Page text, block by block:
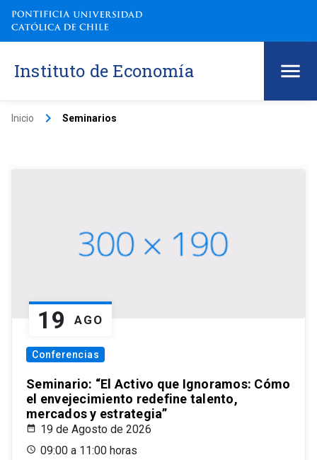
Instituto de Economía
Inicio keyboard_arrow_right Seminarios
19 AGO
Conferencias
Seminario: “El Activo que Ignoramos: Cómo
el envejecimiento redefine talento,
mercados y estrategia”
19 de Agosto de 2026
09:00 a 11:00 horas